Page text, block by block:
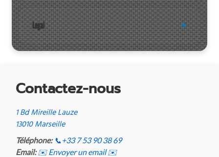
Legal
Contactez-nous
1 Bd Mireille Lauze
13010 Marseille
Téléphone: 📞 +33 7 53 90 38 69
Email: ✉️ Envoyer un email ✉️